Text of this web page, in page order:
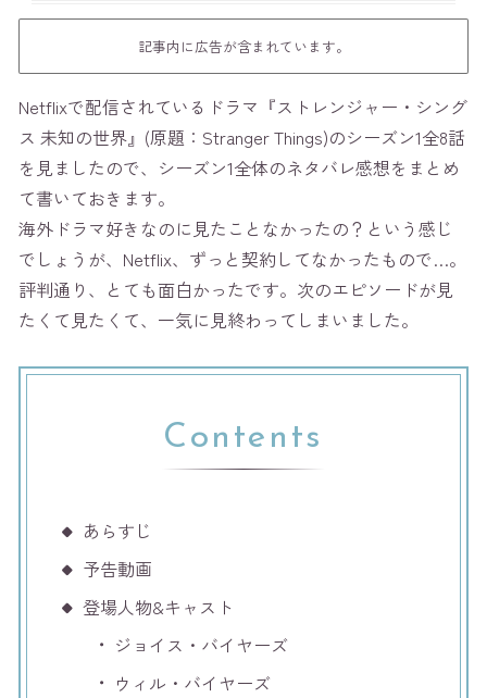
記事内に広告が含まれています。
Netflixで配信されているドラマ『ストレンジャー・シング
ス 未知の世界』(原題：Stranger Things)のシーズン1全8話
を見ましたので、シーズン1全体のネタバレ感想をまとめ
て書いておきます。
海外ドラマ好きなのに見たことなかったの？という感じ
でしょうが、Netflix、ずっと契約してなかったもので…。
評判通り、とても面白かったです。次のエピソードが見
たくて見たくて、一気に見終わってしまいました。
Contents
あらすじ
予告動画
登場人物&キャスト
ジョイス・バイヤーズ
ウィル・バイヤーズ